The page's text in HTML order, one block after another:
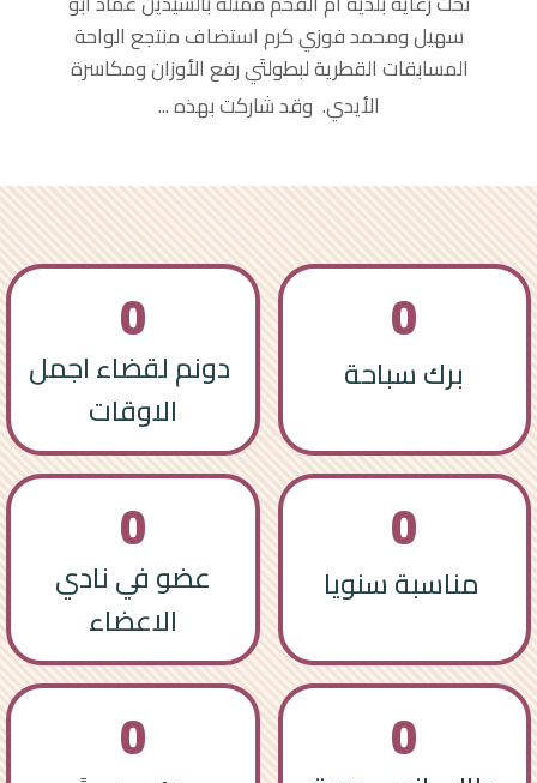
سهيل ومحمد فوزي كرم استضاف منتجع الواحة
المسابقات القطرية لبطولتَي رفع الأوزان ومكاسرة
الأيدي. وقد شاركت بهذه...
0
برك سباحة
0
دونم لقضاء اجمل
الاوقات
0
مناسبة سنويا
0
عضو في نادي
الاعضاء
0
0